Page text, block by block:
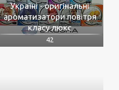
Україні - оригінальні
ароматизатори повітря
класу люкс
42